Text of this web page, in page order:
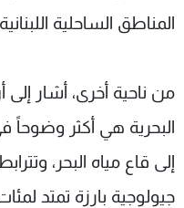
المناطق الساحلية
من ناحية أخرى، أشار
البحرية هي أكثر وضوحاً
إلى قاع مياه البحر،
جيولوجية بارزة تمتد